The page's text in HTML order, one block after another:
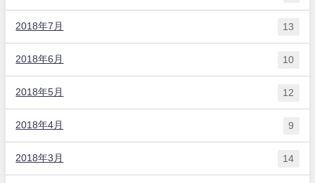
2018年7月 13
2018年6月 10
2018年5月 12
2018年4月 9
2018年3月 14